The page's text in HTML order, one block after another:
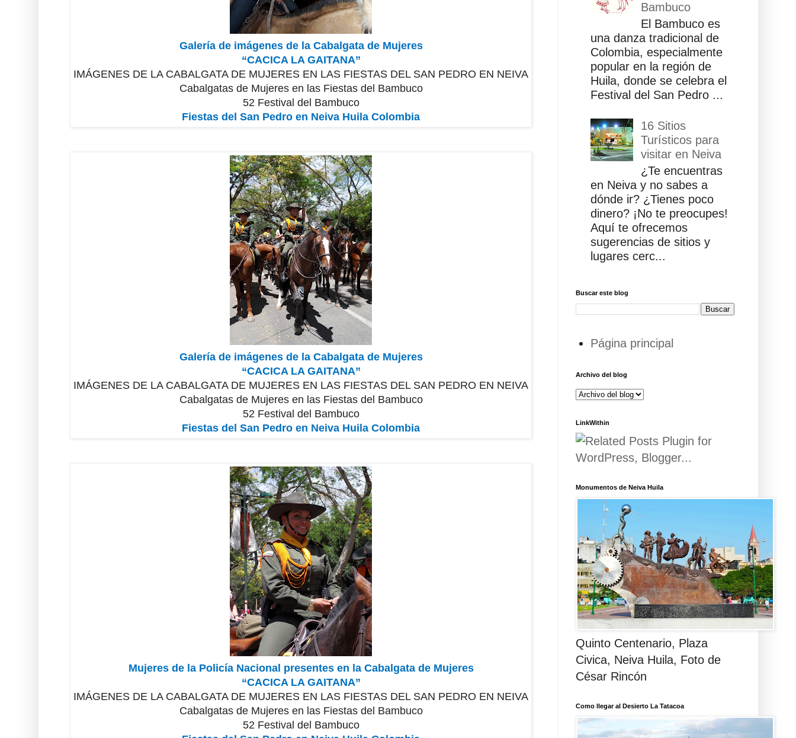
Galería de imágenes de la Cabalgata de Mujeres
“CACICA LA GAITANA”
IMÁGENES DE LA CABALGATA DE MUJERES EN LAS FIESTAS DEL SAN PEDRO EN NEIVA
Cabalgatas de Mujeres en las Fiestas del Bambuco
52 Festival del Bambuco
Fiestas del San Pedro en Neiva Huila Colombia
Galería de imágenes de la Cabalgata de Mujeres
“CACICA LA GAITANA”
IMÁGENES DE LA CABALGATA DE MUJERES EN LAS FIESTAS DEL SAN PEDRO EN NEIVA
Cabalgatas de Mujeres en las Fiestas del Bambuco
52 Festival del Bambuco
Fiestas del San Pedro en Neiva Huila Colombia
Mujeres de la Policía Nacional presentes en la Cabalgata de Mujeres
“CACICA LA GAITANA”
IMÁGENES DE LA CABALGATA DE MUJERES EN LAS FIESTAS DEL SAN PEDRO EN NEIVA
Cabalgatas de Mujeres en las Fiestas del Bambuco
52 Festival del Bambuco
Bambuco
El Bambuco es
una danza tradicional de
Colombia, especialmente
popular en la región de
Huila, donde se celebra el
Festival del San Pedro ...
16 Sitios
Turísticos para
visitar en Neiva
¿Te encuentras
en Neiva y no sabes a
dónde ir? ¿Tienes poco
dinero? ¡No te preocupes!
Aquí te ofrecemos
sugerencias de sitios y
lugares cerc...
Buscar este blog
Página principal
Archivo del blog
LinkWithin
Monumentos de Neiva Huila
Quinto Centenario, Plaza
Civica, Neiva Huila, Foto de
César Rincón
Como llegar al Desierto La Tatacoa